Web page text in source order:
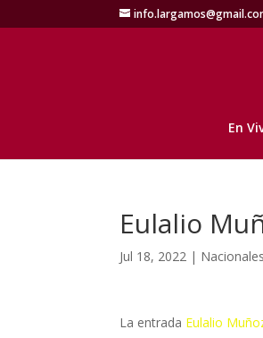
En
Eulalio
Jul 18, 2022 | Nacionales
La entrada Eulalio